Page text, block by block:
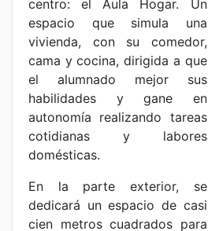
centro: el Aula Hogar. Un
espacio que simula una
vivienda, con su comedor,
cama y cocina, dirigida a que
el alumnado mejor sus
habilidades y gane en
autonomía realizando tareas
cotidianas y labores
domésticas.
En la parte exterior, se
dedicará un espacio de casi
cien metros cuadrados para